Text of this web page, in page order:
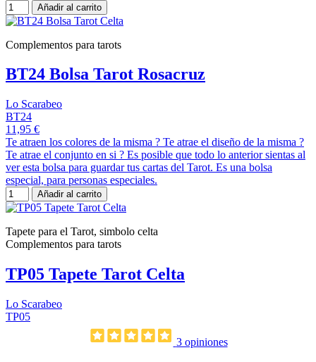
Añadir al carrito
Complementos para tarots
BT24 Bolsa Tarot Rosacruz
Lo Scarabeo
BT24
11,95 €
Te atraen los colores de la misma ? Te atrae el diseño de la misma ?
Te atrae el conjunto en si ? Es posible que todo lo anterior sientas al
ver esta bolsa para guardar tus cartas del Tarot. Es una bolsa
especial, para personas especiales.
Añadir al carrito
Tapete para el Tarot, simbolo celta
Complementos para tarots
TP05 Tapete Tarot Celta
Lo Scarabeo
TP05
3 opiniones